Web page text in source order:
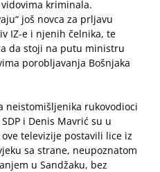
kriminala.
još novca za prljavu
IZ-e i njenih čelnika, te
da stoji na putu ministru
porobljavanja Bošnjaka
neistomišljenika rukovodioci
i Denis Mavrić su u
televizije postavili lice iz
sa strane, neupoznatom
u Sandžaku, bez